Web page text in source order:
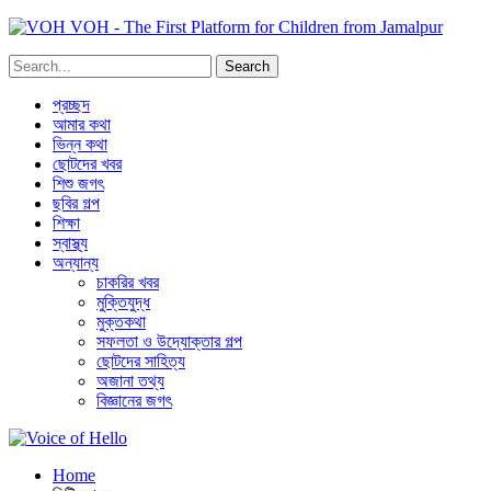
VOH - The First Platform for Children from Jamalpur
প্রচ্ছদ
আমার কথা
ভিন্ন কথা
ছোটদের খবর
শিশু জগৎ
ছবির গল্প
শিক্ষা
স্বাস্থ্য
অন্যান্য
চাকরির খবর
মুক্তিযুদ্ধ
মুক্তকথা
সফলতা ও উদ্যোক্তার গল্প
ছোটদের সাহিত্য
অজানা তথ্য
বিজ্ঞানের জগৎ
Home